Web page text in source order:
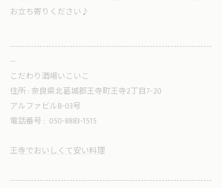
お立ち寄りください♪
--------------------------------------------------------------------
--
こだわり酒場いこいこ
住所 : 奈良県北葛城郡王寺町王寺2丁目7-20
アルファビルB-03号
電話番号 : 050-8883-1515
王寺でおいしくて安い料理
--------------------------------------------------------------------